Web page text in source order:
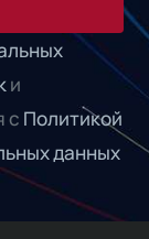
и
с Политикой
данных